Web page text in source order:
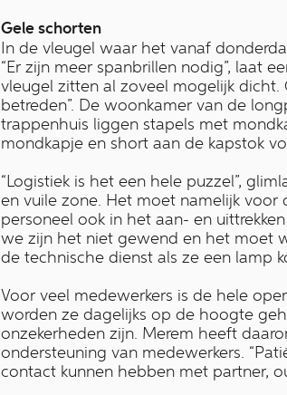
Gele schorten
In de vleugel waar het vanaf
“Er zijn meer spanbrillen nodig”, laat
vleugel zitten al zoveel mogelijk
betreden”. De woonkamer van de
trappenhuis liggen stapels met
mondkapje en short aan de kapstok
“Logistiek is het een hele puzzel”,
en vuile zone. Het moet namelijk
personeel ook in het aan- en
we zijn het niet gewend en het moet
de technische dienst als ze een lamp
Voor veel medewerkers is de hele
worden ze dagelijks op de hoogte
onzekerheden zijn. Merem heeft
ondersteuning van medewerkers.
contact kunnen hebben met partner,